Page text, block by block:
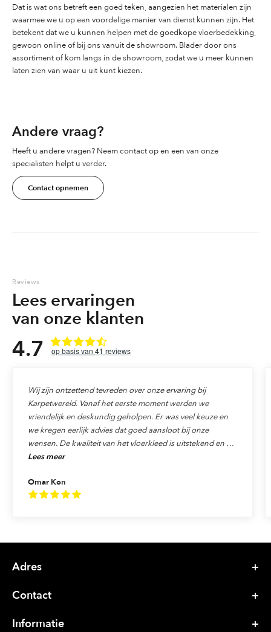
Dat is wat ons betreft een goed teken, aangezien het materialen zijn
waarmee we u op een voordelige manier van dienst kunnen zijn. Het
betekent dat we u kunnen helpen met de goedkope vloerbedekking,
gewoon online of bij ons vanuit de showroom. Blader door ons
assortiment of kom langs in de showroom, zodat we u meer kunnen
laten zien van waar u uit kunt kiezen.
Andere vraag?
Heeft u andere vragen? Neem contact op en een van onze
specialisten helpt u verder.
Contact opnemen
Reviews
Lees ervaringen
van onze klanten
4.7 41 reviews
Omar Kon
Wij zijn ontzettend tevreden over onze ervaring bij
Karpetwereld. Vanaf het eerste moment werden we
vriendelijk en deskundig geholpen. Er was veel keuze en
we kregen eerlijk advies dat goed aansloot bij onze
wensen. De kwaliteit van het vloerkleed is uitstekend en de
levering verliep precies zoals afgesproken. Ook de service
echt als klant gewaardeerd. We raden Karpetwereld dan
ook van harte aan aan iedereen die op zoek is naar
Lees meer
Adres
Contact
Informatie